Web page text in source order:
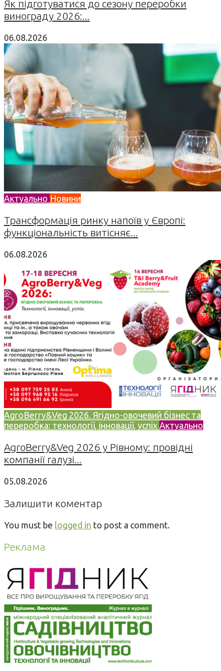
Як підготуватися до сезону переробки
винограду 2026:...
06.08.2026
Актуально Новини
Трансформація ринку напоїв у Європі:
функціональність витісняє...
06.08.2026
AgroBerry&Veg 2026. Ягідно-овочевий бізнес та
переробка: технології, інновації, успіх Актуально
AgroBerry&Veg 2026 у Рівному: провідні
компанії галузі...
05.08.2026
Залишити коментар
You must be logged in to post a comment.
Реклама